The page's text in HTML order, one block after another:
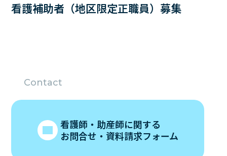
看護補助者（地区限定正職員）募集
Contact
看護師・助産師に関する
お問合せ・資料請求フォーム